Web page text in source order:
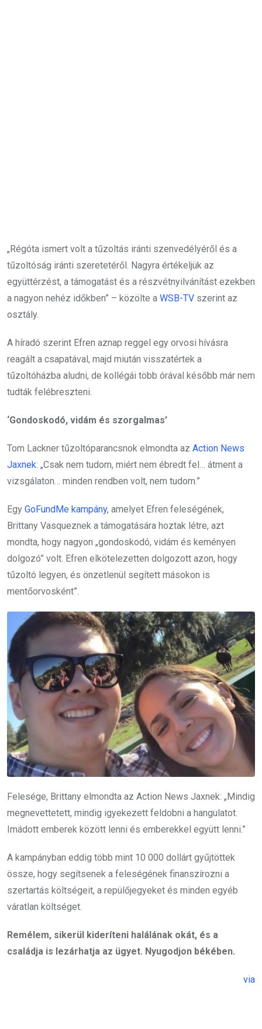
„Régóta ismert volt a tűzoltás iránti szenvedélyéről és a
tűzoltóság iránti szeretetéről. Nagyra értékeljük az
együttérzést, a támogatást és a részvétnyilvánítást ezekben
a nagyon nehéz időkben” – közölte a WSB-TV szerint az
osztály.
A híradó szerint Efren aznap reggel egy orvosi hívásra
reagált a csapatával, majd miután visszatértek a
tűzoltóházba aludni, de kollégái több órával később már nem
tudták felébreszteni.
‘Gondoskodó, vidám és szorgalmas’
Tom Lackner tűzoltóparancsnok elmondta az Action News
Jaxnek: „Csak nem tudom, miért nem ébredt fel… átment a
vizsgálaton… minden rendben volt, nem tudom.”
Egy GoFundMe kampány, amelyet Efren feleségének,
Brittany Vasqueznek a támogatására hoztak létre, azt
mondta, hogy nagyon „gondoskodó, vidám és keményen
dolgozó” volt. Efren elkötelezetten dolgozott azon, hogy
tűzoltó legyen, és önzetlenül segített másokon is
mentőorvosként”.
Felesége, Brittany elmondta az Action News Jaxnek: „Mindig
megnevettetett, mindig igyekezett feldobni a hangulatot.
Imádott emberek között lenni és emberekkel együtt lenni.”
A kampányban eddig több mint 10 000 dollárt gyűjtöttek
össze, hogy segítsenek a feleségének finanszírozni a
szertartás költségeit, a repülőjegyeket és minden egyéb
váratlan költséget.
Remélem, sikerül kideríteni halálának okát, és a
családja is lezárhatja az ügyet. Nyugodjon békében.
via